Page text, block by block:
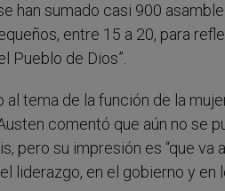
han sumado casi 900
entre 15 a 20, para
Pueblo de Dios”.
al tema de la función de la
comentó que aún no se
pero su impresión es “que
liderazgo, en el gobierno y en